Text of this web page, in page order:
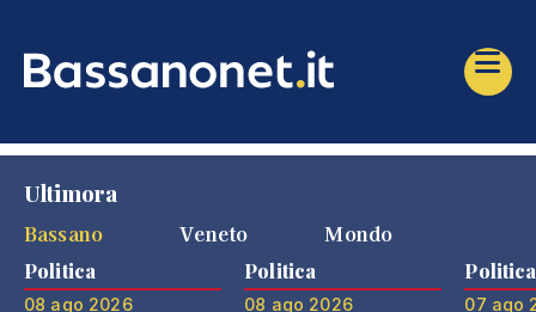
Ultimora
Bassano
Veneto Mondo
Politica
08 ago 2026
Politica
08 ago 2026
Politica
07 ago